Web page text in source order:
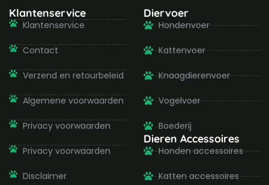
o g
t
e
r
u
b
e
Klantenservice
Klantenservice
Contact
Verzend en retourbeleid
Algemene voorwaarden
Privacy voorwaarden
Privacy voorwaarden
Disclaimer
Diervoer
Hondenvoer
Kattenvoer
Knaagdierenvoer
Vogelvoer
Boederij
Dieren Accessoires
Honden accessoires
Katten accessoires